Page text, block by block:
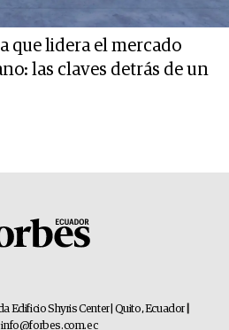
que lidera el mercado
las claves detrás de un
Edificio Shyris Center | Quito, Ecuador
info@forbes.com.ec